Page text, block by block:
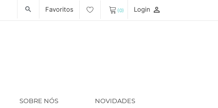
search Favoritos (0) Login person_outline
SOBRE NÓS NOVIDADES